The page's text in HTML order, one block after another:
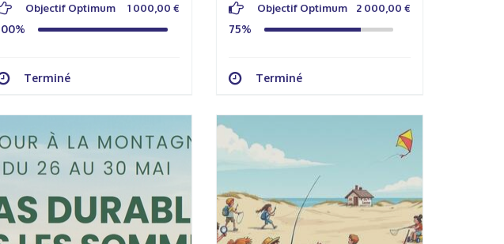
Objectif Optimum 1 000,00 €
Terminé
Objectif Optimum 2 000,00 €
75%
Terminé